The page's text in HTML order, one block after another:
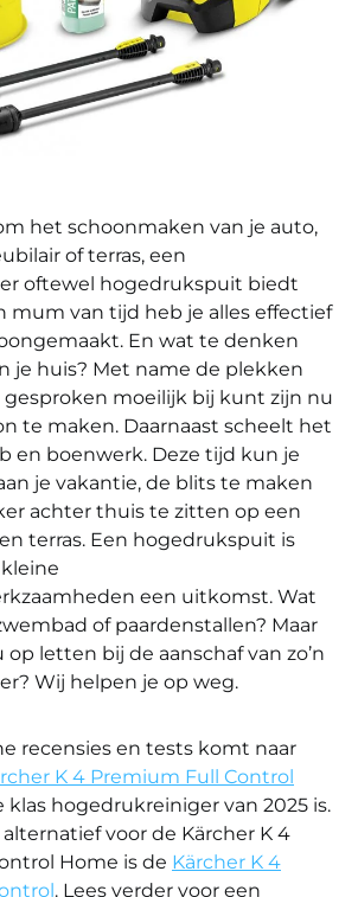
het schoonmaken van je auto,
of terras, een
oftewel hogedrukspuit biedt
mum van tijd heb je alles effectief
En wat te denken
je huis? Met name de plekken
gesproken moeilijk bij kunt zijn nu
te maken. Daarnaast scheelt het
en boenwerk. Deze tijd kun je
je vakantie, de blits te maken
achter thuis te zitten op een
terras. Een hogedrukspuit is
een uitkomst. Wat
of paardenstallen? Maar
letten bij de aanschaf van zo’n
Wij helpen je op weg.
recensies en tests komt naar
K 4 Premium Full Control
klas hogedrukreiniger van 2025 is.
voor de Kärcher K 4
Home is de Kärcher K 4
. Lees verder voor een